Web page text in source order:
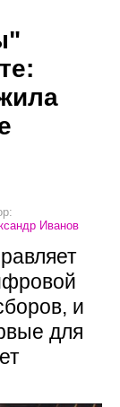
Иванов
и
для